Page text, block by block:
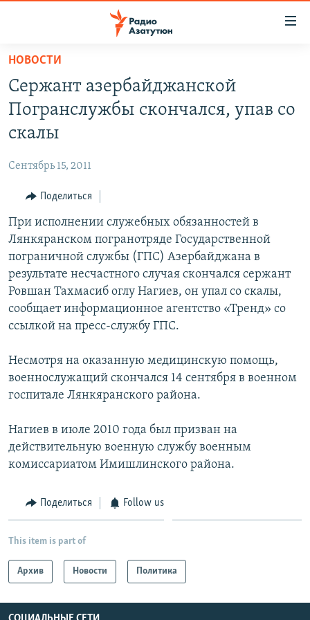
Перейти
основному
содержанию
Перейти
основной
навигации
Перейти
поиску
НОВОСТИ
ПОЛИТИКА
ЭКОНОМИКА
РЕГИОН
НАГОРНЫЙ КАРАБАХ
КУЛЬТУРА
СПОРТ
АРХИВ
English
Русский
Все сайты Радио Азатутюн
НОВОСТИ
Сержант азербайджанской
Погранслужбы скончался, упав со
скалы
Сентябрь 15, 2011
Поделиться
При исполнении служебных обязанностей в
Лянкяранском погранотряде Государственной
пограничной службы (ГПС) Азербайджана в
результате несчастного случая скончался сержант
Ровшан Тахмасиб оглу Нагиев, он упал со скалы,
сообщает информационное агентство «Тренд» со
ссылкой на пресс-службу ГПС.
Несмотря на оказанную медицинскую помощь,
военнослужащий скончался 14 сентября в военном
госпитале Лянкяранского района.
Нагиев в июле 2010 года был призван на
действительную военную службу военным
комиссариатом Имишлинского района.
Поделиться Follow us
This item is part of
Архив Новости Политика